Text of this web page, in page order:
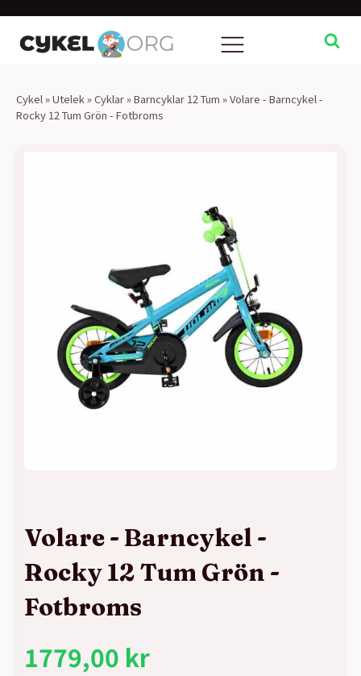
Cykel »Utelek »Cyklar»Barncyklar 12 Tum »Volare - Barncykel -
Rocky 12 Tum Grön - Fotbroms
Volare - Barncykel -
Rocky 12 Tum Grön -
Fotbroms
1779,00 kr